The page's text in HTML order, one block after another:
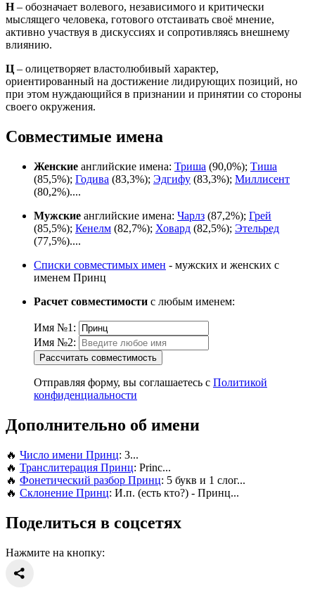
Н– обозначает волевого, независимого и критически
мыслящего человека, готового отстаивать своё мнение,
активно участвуя в дискуссиях и сопротивляясь внешнему
влиянию.
Ц – олицетворяет властолюбивый характер,
ориентированный на достижение лидирующих позиций, но
при этом нуждающийся в признании и принятии со стороны
своего окружения.
Совместимые имена
Женские английские имена: Триша (90,0%); Тиша
(85,5%); Годива (83,3%); Эдгифу (83,3%); Миллисент
(80,2%)....
Мужские английские имена: Чарлз (87,2%); Грей
(85,5%); Кенелм (82,7%); Ховард (82,5%); Этельред
(77,5%)....
Списки совместимых имен - мужских и женских с
именем Принц
Расчет совместимости с любым именем:
Имя №1:
Имя №2:
Рассчитать совместимость
Отправляя форму, вы соглашаетесь с Политикой
конфиденциальности
Дополнительно об имени
🔥 Число имени Принц: 3...
🔥 Транслитерация Принц: Princ...
🔥 Фонетический разбор Принц: 5 букв и 1 слог...
🔥 Склонение Принц: И.п. (есть кто?) - Принц...
Поделиться в соцсетях
Нажмите на кнопку: